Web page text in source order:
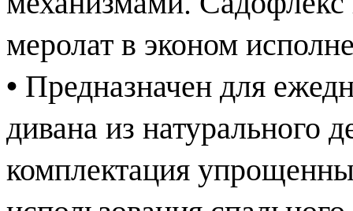
меролат в эконом
• Предназначен для
дивана из натурального
комплектация